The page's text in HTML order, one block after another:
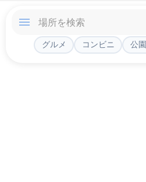
グルメ コンビニ 公園